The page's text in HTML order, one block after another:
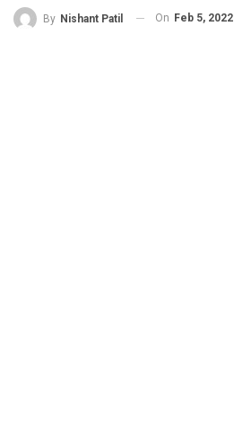
By Nishant Patil On Feb 5, 2022